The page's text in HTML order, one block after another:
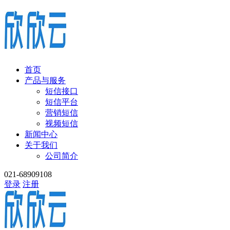
首页
产品与服务
短信接口
短信平台
营销短信
视频短信
新闻中心
关于我们
公司简介
021-68909108
登录 注册